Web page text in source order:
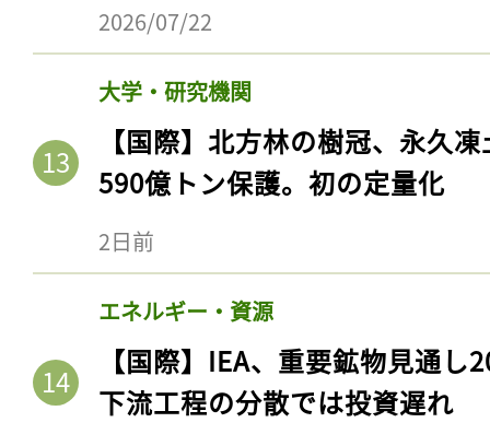
2026/07/22
大学・研究機関
【国際】北方林の樹冠、永久
590億トン保護。初の定量化
2日前
エネルギー・資源
【国際】IEA、重要鉱物見通
下流工程の分散では投資遅れ